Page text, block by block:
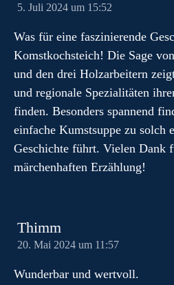
5. Juli 2024 um 15:52
Was für eine faszinierende
Komstkochsteich! Die Sage
und den drei Holzarbeitern
und regionale Spezialitäten
finden. Besonders spannend
einfache Kumstsuppe zu solch
Geschichte führt. Vielen Dank
märchenhaften Erzählung!
Thimm
20. Mai 2024 um 11:57
Wunderbar und wertvoll.